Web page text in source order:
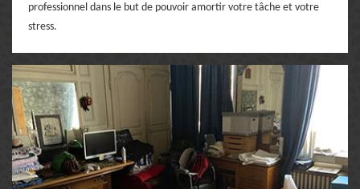
professionnel dans le but de pouvoir amortir votre tâche et votre
stress.